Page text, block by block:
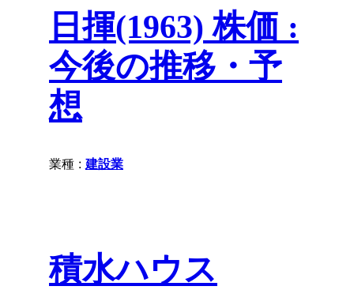
日揮(1963) 株価 :
今後の推移・予
想
業種 : 建設業
積水ハウス